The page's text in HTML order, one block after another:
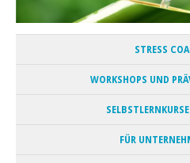
STRESS
WORKSHOPS UND
FÜR